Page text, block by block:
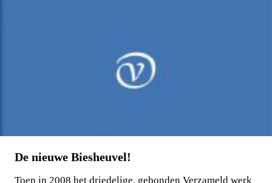
De nieuwe Biesheuvel!
Toen in 2008 het driedelige, gebonden Verzameld werk